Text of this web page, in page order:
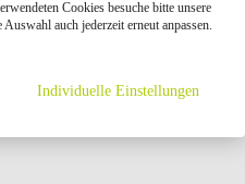
für Katzen
Cookies besuche bitte unsere
auch jederzeit erneut anpassen.
Individuelle Einstellungen